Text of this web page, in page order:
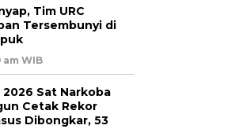
Tim URC
Tersembunyi di
am WIB
Sat Narkoba
Cetak Rekor
Dibongkar, 53